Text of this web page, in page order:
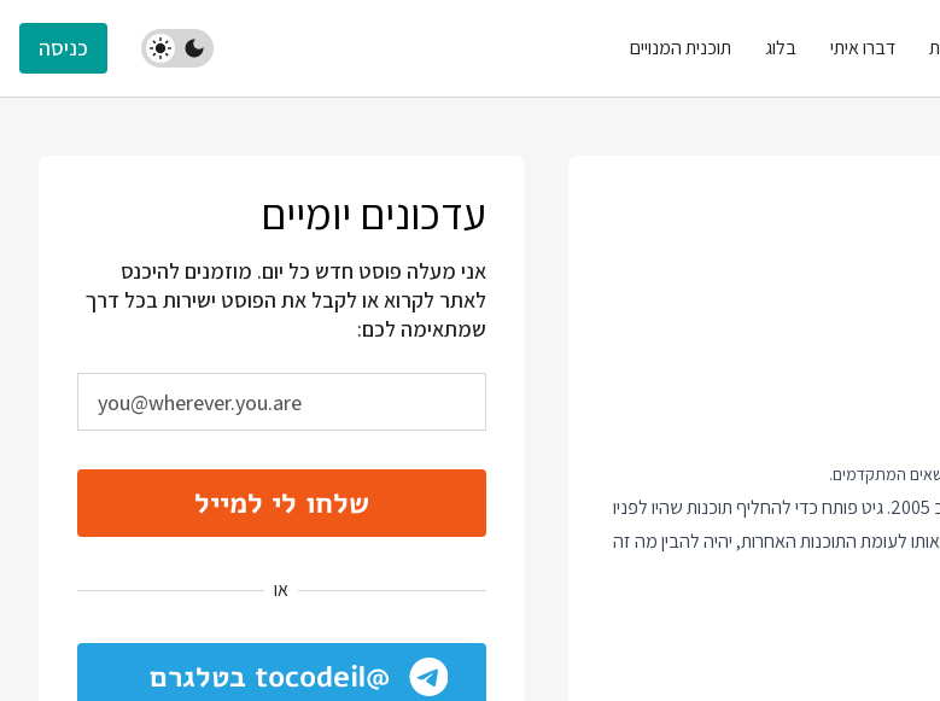
דברו איתי בלוג תוכנית המנויים כניסה
המתקדמים.
גיט הוא כלי לניהול גירסאות של תוכנה. הוא פותח על ידי לינוס טורוולדס ושוחרר לראשונה ב 2005. גיט פותח כדי להחליף תוכנות שהיו לפניו
לעומת התוכנות האחרות, יהיה להבין מה זה
עדכונים יומיים
אני מעלה פוסט חדש כל יום. מוזמנים להיכנס
לאתר לקרוא או לקבל את הפוסט ישירות בכל דרך
שמתאימה לכם:
שלחו לי למייל
או
@tocodeil בטלגרם